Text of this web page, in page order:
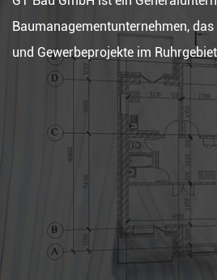
Baumanagementunternehmen,
und Gewerbeprojekte im